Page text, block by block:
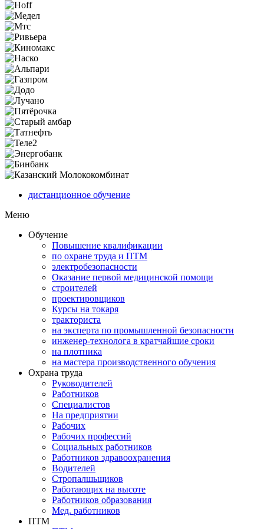
дистанционное обучение
Меню
Обучение
Повышение квалификации
по охране труда и ПТМ
электробезопасности
Оказание первой медицинской помощи
строителей
проектировщиков
Курсы на токаря
тракториста
на эксперта по промышленной безопасности
инженер-технолога в кратчайшие сроки
на плотника
на мастера производственного обучения
Охрана труда
Руководителей
Работников
Специалистов
На предприятии
Рабочих
Рабочих профессий
Социальных работников
Работников здравоохранения
Водителей
Стропалшьщиков
Работающих на высоте
Работников образования
Мед. работников
ПТМ